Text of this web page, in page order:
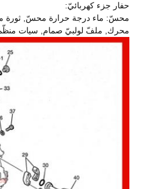
حفار جزء كهربائيّ:
محسّ: ماء درجة حرارة محسّ, ثورة
محرك, ملفّ لولبيّ صمام, سيات